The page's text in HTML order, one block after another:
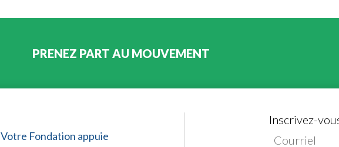
PRENEZ PART AU MOUVEMENT
Votre Fondation appuie
Inscrivez-